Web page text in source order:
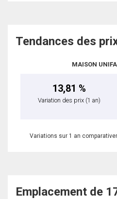
Tendances des
MAISON
13,81 %
Variation des prix (1 an)
Variations sur 1 an
Emplacement de